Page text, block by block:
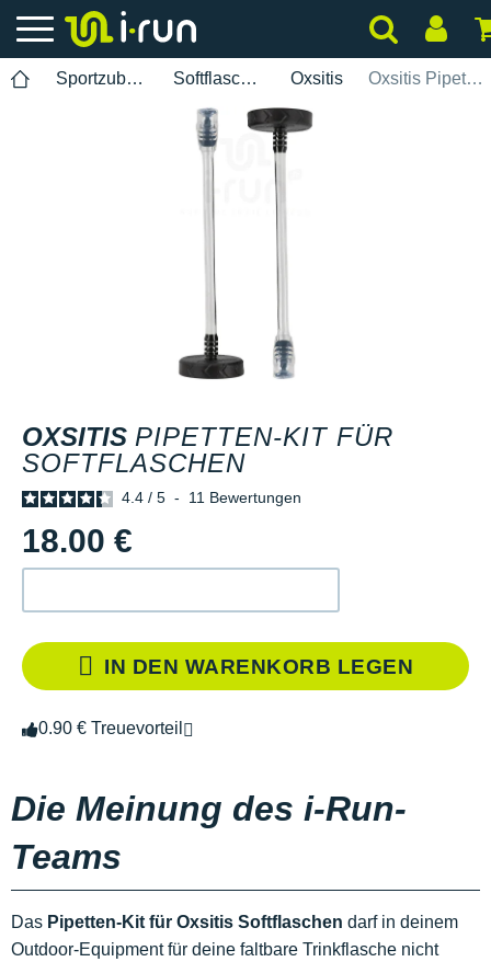
Sportzubehör Softflaschen Oxsitis Oxsitis Pipetten-Kit für Softflaschen
OXSITIS PIPETTEN-KIT FÜR
SOFTFLASCHEN
4.4 / 5 - 11 Bewertungen
18.00 €
IN DEN WARENKORB LEGEN
0.90 € Treuevorteil
Die Meinung des i-Run-
Teams
Das Pipetten-Kit für Oxsitis Softflaschen darf in deinem
Outdoor-Equipment für deine faltbare Trinkflasche nicht